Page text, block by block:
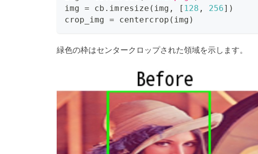
img = cb . imresize ( img , [ 128 , 256] )
crop_img = centercrop ( img )
緑色の枠はセンタークロップされた領域を示します。